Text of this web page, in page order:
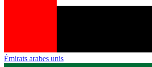
Émirats arabes unis